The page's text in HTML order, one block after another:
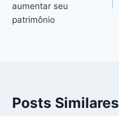
aumentar seu
patrimônio
Posts Similares